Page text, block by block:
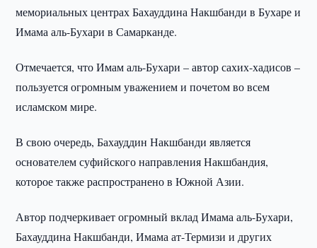
мемориальных центрах Бахауддина Накшбанди в Бухаре и
Имама аль-Бухари в Самарканде.
Отмечается, что Имам аль-Бухари – автор сахих-хадисов –
пользуется огромным уважением и почетом во всем
исламском мире.
В свою очередь, Бахауддин Накшбанди является
основателем суфийского направления Накшбандия,
которое также распространено в Южной Азии.
Автор подчеркивает огромный вклад Имама аль-Бухари,
Бахауддина Накшбанди, Имама ат-Термизи и других